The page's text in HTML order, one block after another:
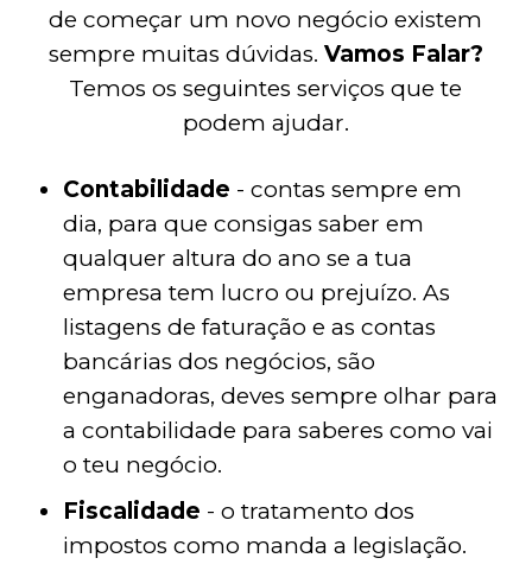
de começar um novo negócio existem
sempre muitas dúvidas. Vamos Falar?
Temos os seguintes serviços que te
podem ajudar.
Contabilidade - contas sempre em
dia, para que consigas saber em
qualquer altura do ano se a tua
empresa tem lucro ou prejuízo. As
listagens de faturação e as contas
bancárias dos negócios, são
enganadoras, deves sempre olhar para
a contabilidade para saberes como vai
o teu negócio.
Fiscalidade - o tratamento dos
impostos como manda a legislação.